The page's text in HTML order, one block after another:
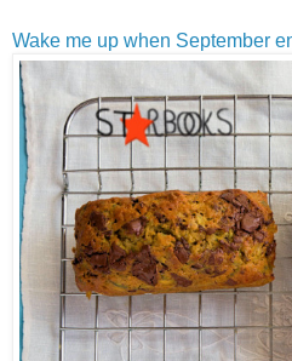
Wake me up when September